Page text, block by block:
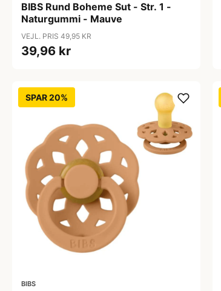
BIBS Rund Boheme Sut - Str. 1 -
Naturgummi - Mauve
VEJL. PRIS 49,95 KR
39,96 kr
SPAR 20%
BIBS